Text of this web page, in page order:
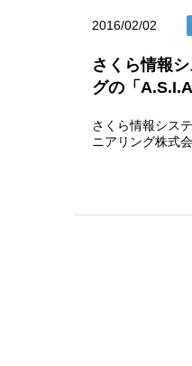
2016/02/02
さくら情報
グの「
さくら情報シス
ニアリング株式